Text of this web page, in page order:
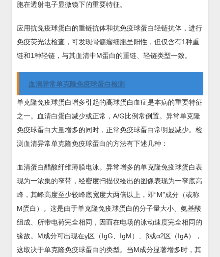
胞在透射电子显微镜下的重要特征。
应用抗免疫球蛋白的重链抗体和抗免疫球蛋白轻链抗体，进行
免疫荧光法检查，可发现骨髓瘤细胞呈阳性，但仅含有1种重
链和1种轻链，与其血清中M蛋白的重链、轻链类型一致。
血清异常单克隆免疫球蛋白检测
单克隆免疫球蛋白增多引起的高球蛋白血症是本病的重要特征
之一。血清白蛋白减少或正常，A/G比例常倒置。异常单克隆
免疫球蛋白大量增多的同时，正常免疫球蛋白常明显减少。检
测血清异常单克隆免疫球蛋白的方法有下述几种：
血清蛋白醋酸纤维薄膜电泳。异常增多的单克隆免疫球蛋白表
现为一浓集的窄带，经密度扫描仪绘出的图像表现为一窄底高
峰，其峰高度至少较峰底宽度大两倍以上，即“M”成分（或称
M蛋白）。这是由于单克隆免疫球蛋白的分子量大小、氨基酸
组成、所带电荷完全相同，因而在电场的泳动速度完全相同的
缘故。M成分可出现在γ区（IgG、IgM）、β或α2区（IgA），
这取决于单克隆免疫球蛋白的类型。当M成分显著增多时，其